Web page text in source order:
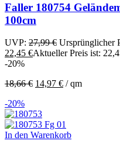
Faller 180754
100cm
UVP: 27,99€ Ursprünglicher
22,45 €Aktueller Preis ist:
-20%
18,66€ 14,97 € /qm
-20%
In den Warenkorb